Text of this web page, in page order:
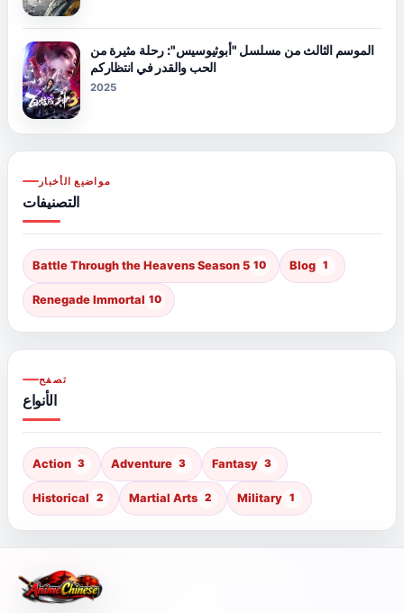
الموسم الثالث من مسلسل "أبوثيوسيس": رحلة مثيرة من
الحب والقدر في انتظاركم
2025
مواضيع الأخبار
التصنيفات
Battle Through the Heavens Season 5 10 Blog 1
Renegade Immortal 10
تصفح
الأنواع
Action 3 Adventure 3 Fantasy 3
Historical 2 Martial Arts 2 Military 1